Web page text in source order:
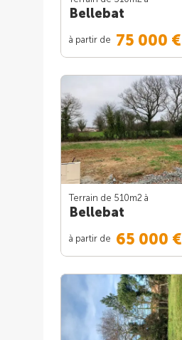
Bellebat
à partir de 75 000 €
Terrain de 510m2 à
Bellebat
à partir de 65 000 €